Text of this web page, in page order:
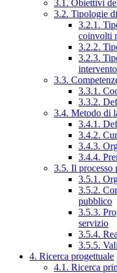
3.1. Obiettivi
3.2. Tipologie
3.2.1.
coinvolti
3.2.2.
3.2.3.
intervento
3.3.
3.3.1.
3.3.2.
3.4. Metodo di
3.4.1.
3.4.2.
3.4.3.
3.4.4.
3.5. Il processo
3.5.1.
3.5.2.
pubblico
3.5.3.
servizio
3.5.4.
3.5.5.
4. Ricerca progettuale
4.1. Ricerca